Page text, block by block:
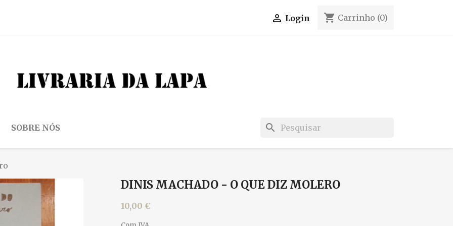
 Login shopping_cart Carrinho (0)
SOBRE NÓS search
DINIS MACHADO - O QUE DIZ MOLERO
10,00 €